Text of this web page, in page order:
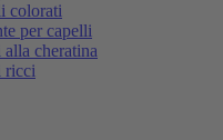
colorati
per capelli
cheratina
ricci